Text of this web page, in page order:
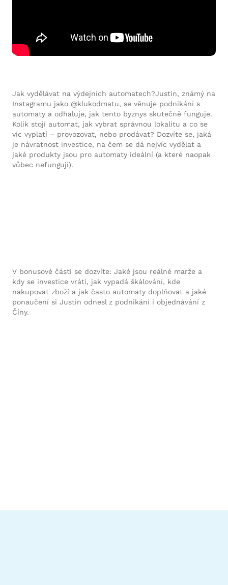
Jak vydělávat na výdejních automatech?Justin, známý na
Instagramu jako @klukodmatu, se věnuje podnikání s
automaty a odhaluje, jak tento byznys skutečně funguje.
Kolik stojí automat, jak vybrat správnou lokalitu a co se
víc vyplatí – provozovat, nebo prodávat? Dozvíte se, jaká
je návratnost investice, na čem se dá nejvíc vydělat a
jaké produkty jsou pro automaty ideální (a které naopak
vůbec nefungují).
V bonusové části se dozvíte: Jaké jsou reálné marže a
kdy se investice vrátí, jak vypadá škálování, kde
nakupovat zboží a jak často automaty doplňovat a jaké
ponaučení si Justin odnesl z podnikání i objednávání z
Číny.